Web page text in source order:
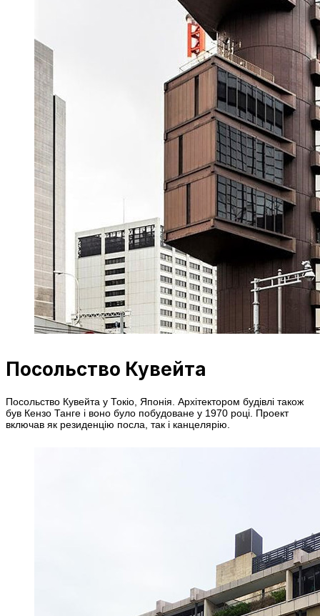
Посольство Кувейта
Посольство Кувейта у Токіо, Японія. Архітектором будівлі також
був Кензо Танге і воно було побудоване у 1970 році. Проект
включав як резиденцію посла, так і канцелярію.